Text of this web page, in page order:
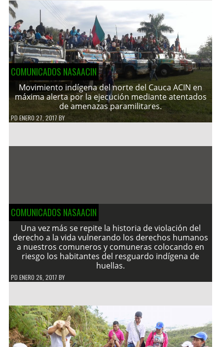
COMUNICADOS NASAACIN
Movimiento indígena del norte del Cauca ACIN en
máxima alerta por la ejecución mediante atentados
de amenazas paramilitares.
PDENERO 27, 2017 BY
COMUNICADOS NASAACIN
Una vez más se repite la historia de violación del
derecho a la vida vulnerando los derechos humanos
a nuestros comuneros y comuneras colocando en
riesgo los habitantes del resguardo indígena de
huellas.
PD ENERO 26, 2017 BY